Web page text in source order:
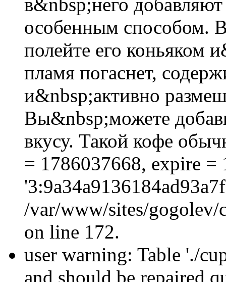
особенным способом.
полейте его коньяком
пламя погаснет,
и&nbsp;активно
Вы&nbsp;можете
вкусу. Такой кофе
= 1786037668, expire =
/var/www/sites/gogolev/
on line 172.
user warning: Table './
and should be repaired